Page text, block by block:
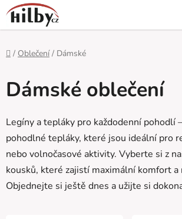
Přejít
na
obsah
Domů
/ Oblečení / Dámské
Dámské oblečení
Legíny a tepláky pro každodenní pohodlí
pohodlné tepláky, které jsou ideální pro
nebo volnočasové aktivity. Vyberte si z
kousků, které zajistí maximální komfort a
Objednejte si ještě dnes a užijte si